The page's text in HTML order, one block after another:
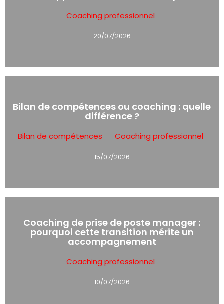
Coaching professionnel
20/07/2026
Bilan de compétences ou coaching : quelle
différence ?
Bilan de compétences Coaching professionnel
15/07/2026
Coaching de prise de poste manager :
pourquoi cette transition mérite un
accompagnement
Coaching professionnel
10/07/2026